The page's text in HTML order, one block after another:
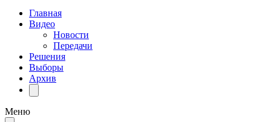
Главная
Видео
Новости
Передачи
Решения
Выборы
Архив
Меню